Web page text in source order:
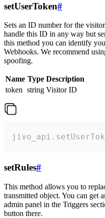
setUserToken#
Sets an ID number for the
handle this ID in any way but
this method you can identify
Webhooks. We recommend
spoofing.
Name Type Description
token string Visitor ID
setRules#
This method allows you to
transmitted object. You can get
admin panel in the Triggers
button there.